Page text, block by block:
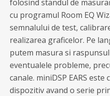
folosind standul de
cu programul Room EQ
semnalului de test,
realizarea graficelor. Pe
putem masura si
eventualele probleme,
canale. miniDSP EARS
dispozitiv avand o serie